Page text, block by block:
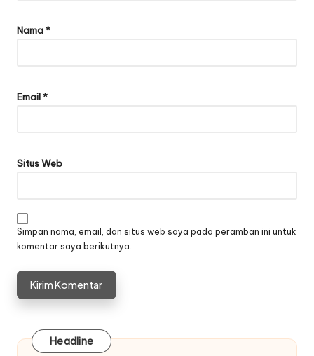
Nama*
Email*
Situs Web
Simpan nama, email, dan situs web saya pada peramban ini untuk
komentar saya berikutnya.
Headline